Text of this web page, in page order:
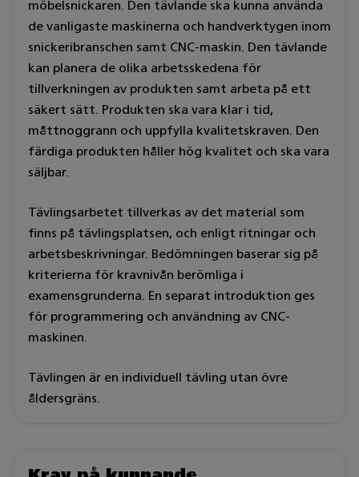
möbelsnickaren. Den tävlande ska kunna använda
de vanligaste maskinerna och handverktygen inom
snickeribranschen samt CNC-maskin. Den tävlande
kan planera de olika arbetsskedena för
tillverkningen av produkten samt arbeta på ett
säkert sätt. Produkten ska vara klar i tid,
måttnoggrann och uppfylla kvalitetskraven. Den
färdiga produkten håller hög kvalitet och ska vara
säljbar.
Tävlingsarbetet tillverkas av det material som
finns på tävlingsplatsen, och enligt ritningar och
arbetsbeskrivningar. Bedömningen baserar sig på
kriterierna för kravnivån berömliga i
examensgrunderna. En separat introduktion ges
för programmering och användning av CNC-
maskinen.
Tävlingen är en individuell tävling utan övre
åldersgräns.